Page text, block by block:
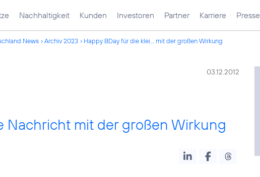
Nachhaltigkeit Kunden Investoren Partner Karriere Presse
News Archiv 2023 Happy BDay für die klei... mit der großen Wirkung
03.12.2012
Nachricht mit der großen Wirkung